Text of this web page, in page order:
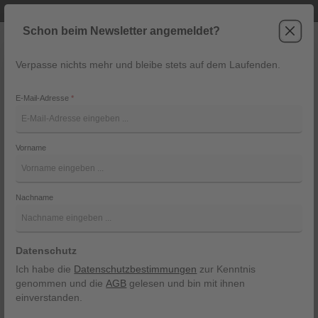
Navigation
Bildergalerie überspringen
Schon beim Newsletter angemeldet?
Verpasse nichts mehr und bleibe stets auf dem Laufenden.
E-Mail-Adresse*
Vorname
Nachname
Datenschutz
Ich habe die Datenschutzbestimmungen zur Kenntnis
genommen und dieAGB gelesen und bin mit ihnen
einverstanden.